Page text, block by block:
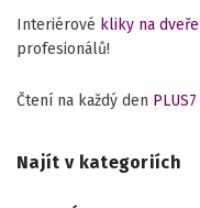
Interiérové kliky na dveře
profesionálů!
Čtení na každý den PLUS7
Najít v kategoriích